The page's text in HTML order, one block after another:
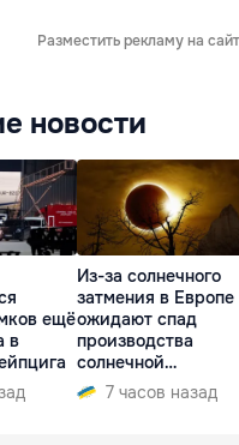
Разместить рекламу на
новости
ещё
в
Из-за солнечного
затмения в Европе
ожидают спад
производства
солнечной
электроэнергии
7 часов назад